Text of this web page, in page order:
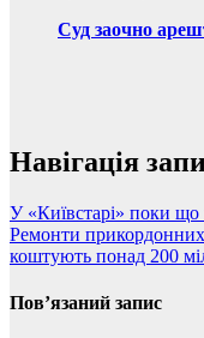
Суд заочно
Навігація
У «Київстарі» поки що
Ремонти
коштують понад 200
Пов’язаний запис